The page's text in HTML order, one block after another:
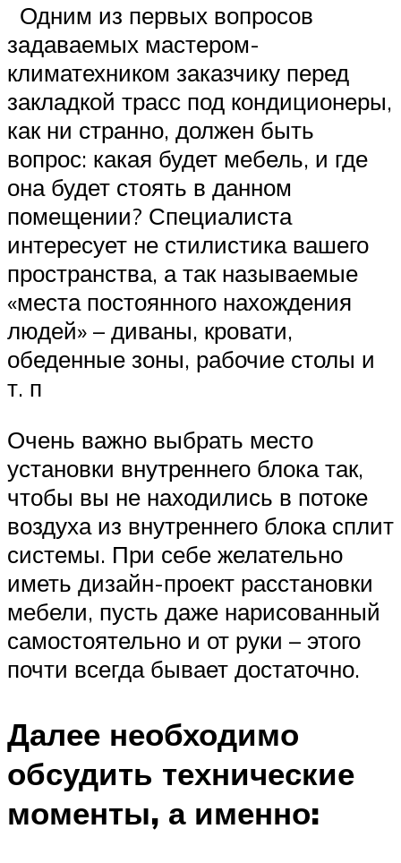
Одним из первых вопросов
задаваемых мастером-
климатехником заказчику перед
закладкой трасс под кондиционеры,
как ни странно, должен быть
вопрос: какая будет мебель, и где
она будет стоять в данном
помещении? Специалиста
интересует не стилистика вашего
пространства, а так называемые
«места постоянного нахождения
людей» – диваны, кровати,
обеденные зоны, рабочие столы и
т. п
Очень важно выбрать место
установки внутреннего блока так,
чтобы вы не находились в потоке
воздуха из внутреннего блока сплит
системы. При себе желательно
иметь дизайн-проект расстановки
мебели, пусть даже нарисованный
самостоятельно и от руки – этого
почти всегда бывает достаточно.
Далее необходимо
обсудить технические
моменты, а именно: